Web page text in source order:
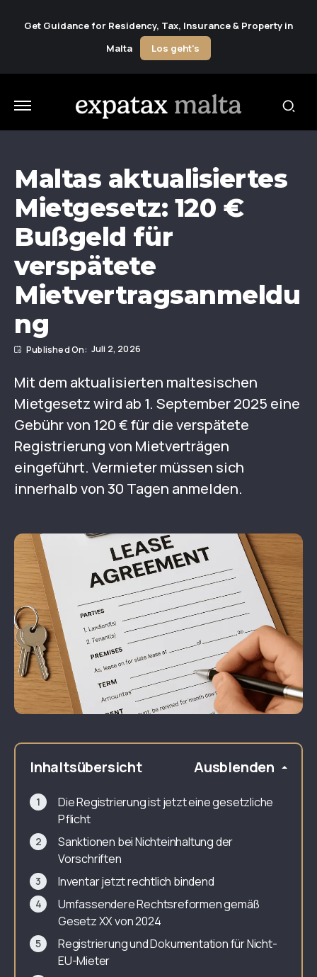
Get Guidance for Residency, Tax, Insurance & Property in
Malta
Los geht's
Maltas aktualisiertes
Mietgesetz: 120 €
Bußgeld für
verspätete
Mietvertragsanmeldu
ng
Juli 2, 2026
Mit dem aktualisierten maltesischen
Mietgesetz wird ab 1. September 2025 eine
Gebühr von 120 € für die verspätete
Registrierung von Mietverträgen
eingeführt. Vermieter müssen sich
innerhalb von 30 Tagen anmelden.
Inhaltsübersicht Ausblenden
Die Registrierung ist jetzt eine gesetzliche
Pflicht
Sanktionen bei Nichteinhaltung der
Vorschriften
Inventar jetzt rechtlich bindend
Umfassendere Rechtsreformen gemäß
Gesetz XX von 2024
Registrierung und Dokumentation für Nicht-
EU-Mieter